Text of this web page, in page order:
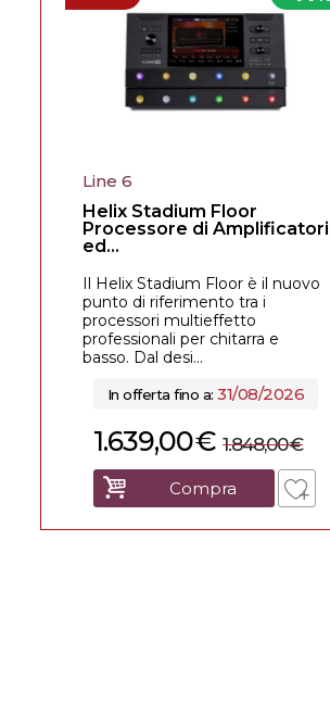
Line 6
Helix Stadium Floor
Processore di Amplificatori
ed...
Il Helix Stadium Floor è il nuovo
punto di riferimento tra i
processori multieffetto
professionali per chitarra e
basso. Dal desi...
In offerta fino a:31/08/2026
€
1.639,00 €
1.848,00
Compra